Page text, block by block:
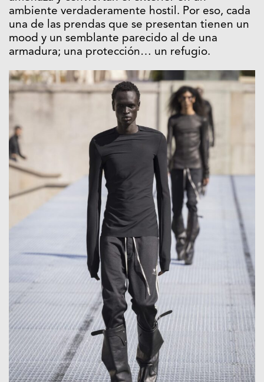
ambiente verdaderamente hostil. Por eso, cada
una de las prendas que se presentan tienen un
mood y un semblante parecido al de una
armadura; una protección… un refugio.